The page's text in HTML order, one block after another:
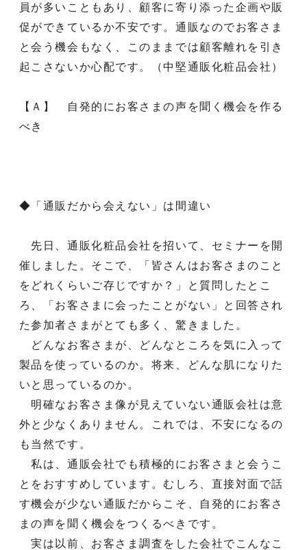
員が多いこともあり、顧客に寄り添った企画や販
促ができているか不安です。通販なのでお客さま
と会う機会もなく、このままでは顧客離れを引き
起こさないか心配です。（中堅通販化粧品会社）
【Ａ】 自発的にお客さまの声を聞く機会を作る
べき
◆「通販だから会えない」は間違い
先日、通販化粧品会社を招いて、セミナーを開
催しました。そこで、「皆さんはお客さまのこと
をどれくらいご存じですか？」と質問したとこ
ろ、「お客さまに会ったことがない」と回答され
た参加者さまがとても多く、驚きました。
どんなお客さまが、どんなところを気に入って
製品を使っているのか。将来、どんな肌になりた
いと思っているのか。
明確なお客さま像が見えていない通販会社は意
外と少なくありません。これでは、不安になるの
も当然です。
私は、通販会社でも積極的にお客さまと会うこ
とをおすすめしています。むしろ、直接対面で話
す機会が少ない通販だからこそ、自発的にお客さ
まの声を聞く機会をつくるべきです。
実は以前、お客さま調査をした会社でこんなこ